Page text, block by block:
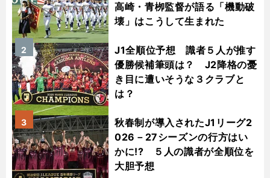
高崎・青栁監督が語る「機動破
壊」はこうして生まれた
J1全順位予想 識者５人が推す
優勝候補筆頭は？ J2降格の憂
き目に遭いそうな３クラブと
は？
2
秋春制が導入されたJ1リーグ2
026－27シーズンの行方はい
かに!? ５人の識者が全順位を
大胆予想
3